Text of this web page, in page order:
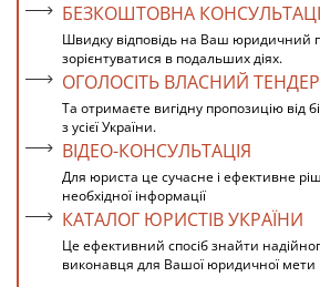
БЕЗКОШТОВНА
Швидку відповідь на Ваш юридичний
зорієнтуватися в подальших діях.
ОГОЛОСІТЬ ВЛАСНИЙ ТЕНДЕР
Та отримаєте вигідну пропозицію від
з усієї України.
ВІДЕО-КОНСУЛЬТАЦІЯ
Для юриста це сучасне і ефективне
необхідної інформації
КАТАЛОГ ЮРИСТІВ УКРАЇНИ
Це ефективний спосіб знайти
виконавця для Вашої юридичної мети